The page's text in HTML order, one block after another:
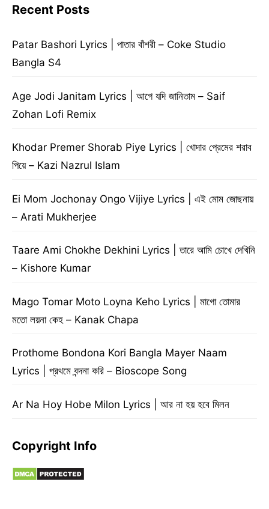
Recent Posts
Patar Bashori Lyrics | পাতার বাঁশরী – Coke Studio
Bangla S4
Age Jodi Janitam Lyrics | আগে যদি জানিতাম – Saif
Zohan Lofi Remix
Khodar Premer Shorab Piye Lyrics | খোদার প্রেমের শরাব
পিয়ে – Kazi Nazrul Islam
Ei Mom Jochonay Ongo Vijiye Lyrics | এই মোম জোছনায়
– Arati Mukherjee
Taare Ami Chokhe Dekhini Lyrics | তারে আমি চোখে দেখিনি
– Kishore Kumar
Mago Tomar Moto Loyna Keho Lyrics | মাগো তোমার
মতো লয়না কেহ – Kanak Chapa
Prothome Bondona Kori Bangla Mayer Naam
Lyrics | প্রথমে বন্দনা করি – Bioscope Song
Ar Na Hoy Hobe Milon Lyrics | আর না হয় হবে মিলন
Copyright Info